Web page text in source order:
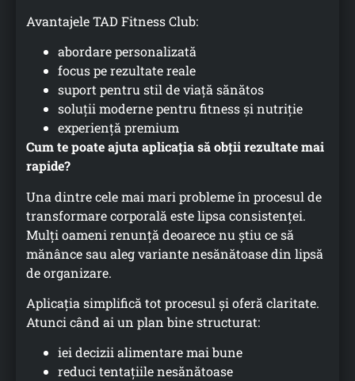
Avantajele TAD Fitness Club:
abordare personalizată
focus pe rezultate reale
suport pentru stil de viață sănătos
soluții moderne pentru fitness și nutriție
experiență premium
Cum te poate ajuta aplicația să obții rezultate mai
rapide?
Una dintre cele mai mari probleme în procesul de
transformare corporală este lipsa consistenței.
Mulți oameni renunță deoarece nu știu ce să
mănânce sau aleg variante nesănătoase din lipsă
de organizare.
Aplicația simplifică tot procesul și oferă claritate.
Atunci când ai un plan bine structurat:
iei decizii alimentare mai bune
reduci tentațiile nesănătoase